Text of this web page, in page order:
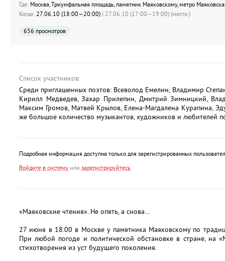
Где: Москва, Триумфальная площадь, памятник Маяковскому, метро
Когда: 27.06.10 (18:00—20:00) | 27.06.10 (17:00—19:00) (местн.)
656 просмотров
Список участников:
Среди приглашенных поэтов: Всеволод Емелин, Владимир
Кирилл Медведев, Захар Прилепин, Дмитрий Зимницкий,
Максим Громов, Матвей Крылов, Елена-Магдалена Курапина,
же большое количество музыкантов, художников и любителей
Подробная информация доступна только для зарегистрированных
Войдите в систему или зарегистрируйтесь
«Маяковские чтения». Не опять, а снова…
27 июня в 18:00 в Москве у памятника Маяковскому по
При любой погоде и политической обстановке в стране, на
стихотворения из уст будущего поколения.